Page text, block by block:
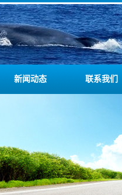
新闻动态 联系我们